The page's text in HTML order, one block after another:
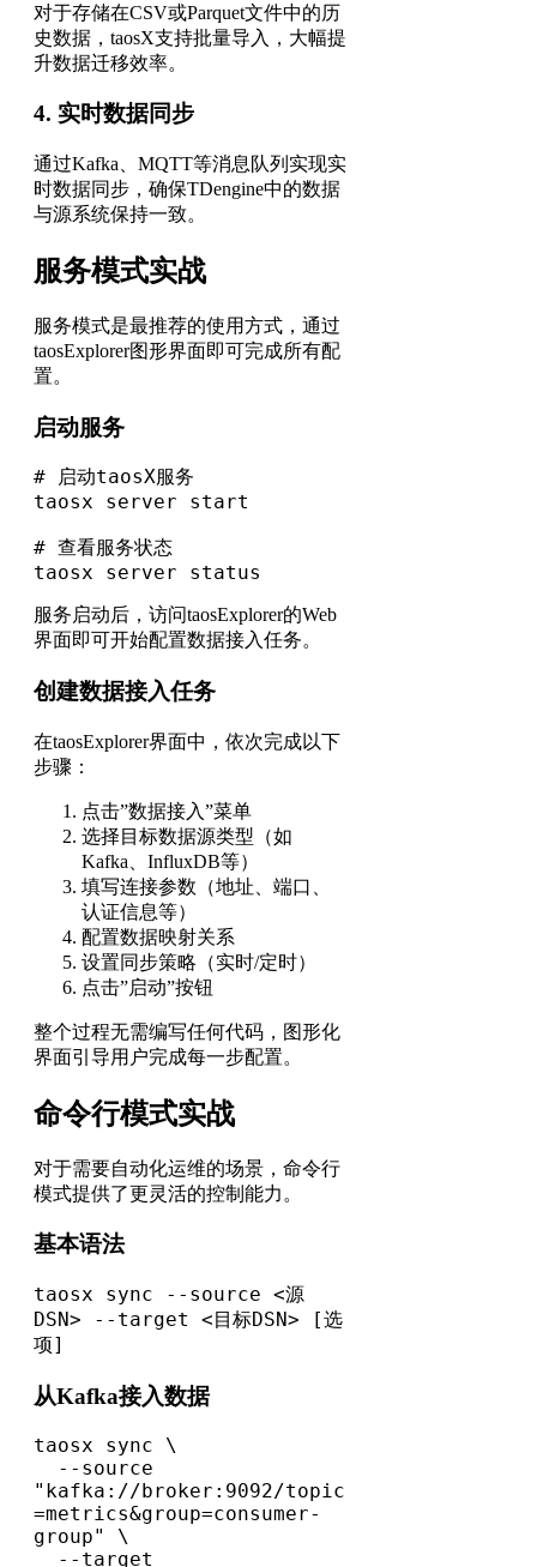
对于存储在CSV或Parquet文件中的历
史数据，taosX支持批量导入，大幅提
升数据迁移效率。
4. 实时数据同步
通过Kafka、MQTT等消息队列实现实
时数据同步，确保TDengine中的数据
与源系统保持一致。
服务模式实战
服务模式是最推荐的使用方式，通过
taosExplorer图形界面即可完成所有配
置。
启动服务
# 启动taosX服务
taosx server start
# 查看服务状态
taosx server status
服务启动后，访问taosExplorer的Web
界面即可开始配置数据接入任务。
创建数据接入任务
在taosExplorer界面中，依次完成以下
步骤：
点击”数据接入”菜单
选择目标数据源类型（如
Kafka、InfluxDB等）
填写连接参数（地址、端口、
认证信息等）
配置数据映射关系
设置同步策略（实时/定时）
点击”启动”按钮
整个过程无需编写任何代码，图形化
界面引导用户完成每一步配置。
命令行模式实战
对于需要自动化运维的场景，命令行
模式提供了更灵活的控制能力。
基本语法
taosx sync --source <源
DSN> --target <目标DSN> [选
项]
从Kafka接入数据
taosx sync \
"kafka://broker:9092/topic
=metrics&group=consumer-
group" \